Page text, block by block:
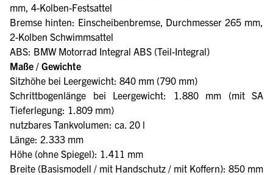
mm, 4-Kolben-Festsattel
Bremse hinten: Einscheibenbremse, Durchmesser 265 mm,
2-Kolben Schwimmsattel
ABS: BMW Motorrad Integral ABS (Teil-Integral)
Maße / Gewichte
Sitzhöhe bei Leergewicht: 840 mm (790 mm)
Schrittbogenlänge bei Leergewicht: 1.880 mm (mit SA
Tieferlegung: 1.809 mm)
nutzbares Tankvolumen: ca. 20 l
Länge: 2.333 mm
Höhe (ohne Spiegel): 1.411 mm
Breite (Basismodell / mit Handschutz / mit Koffern): 850 mm